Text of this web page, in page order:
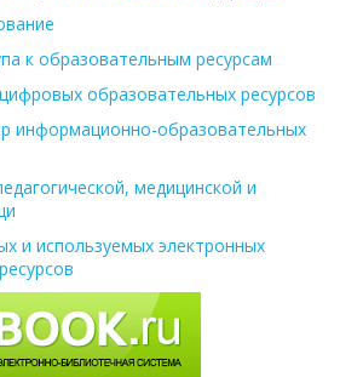
к образовательным ресурсам
образовательных ресурсов
информационно-образовательных
медицинской и
и используемых электронных